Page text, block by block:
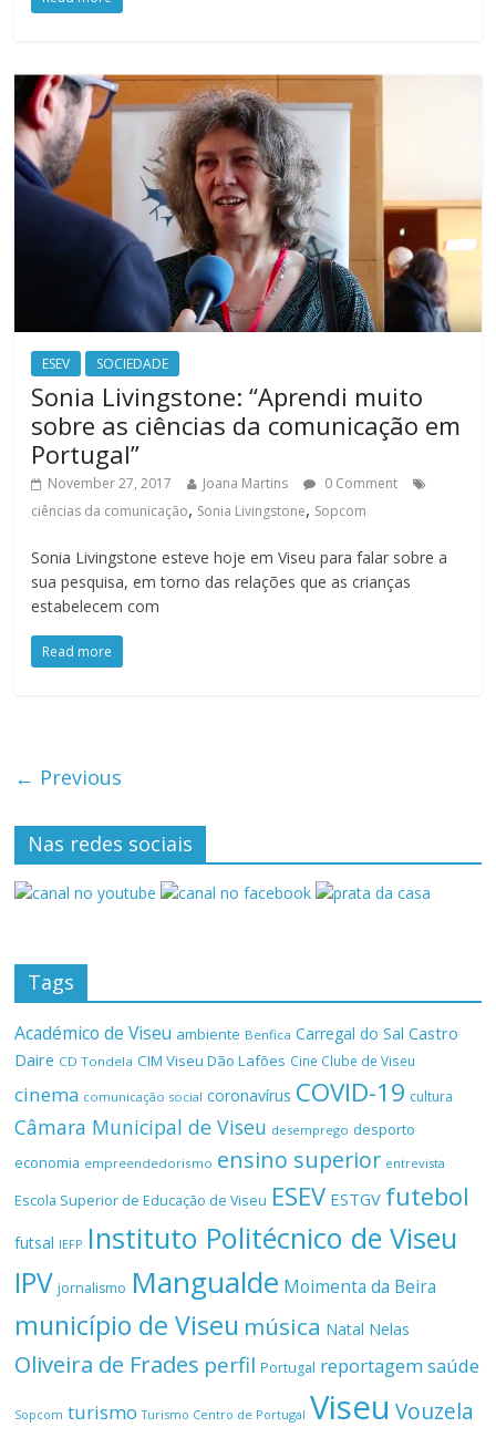
ESEV SOCIEDADE
Sonia Livingstone: “Aprendi muito
sobre as ciências da comunicação em
Portugal”
November 27, 2017 Joana Martins
0 Comment
ciências da comunicação, Sonia Livingstone, Sopcom
Sonia Livingstone esteve hoje em Viseu para falar sobre a
sua pesquisa, em torno das relações que as crianças
estabelecem com
Read more
← Previous
Nas redes sociais
Tags
Académico de Viseu ambiente Benfica Carregal do Sal Castro
Daire CD Tondela CIM Viseu Dão Lafões Cine Clube de Viseu
cinema comunicação social coronavírus COVID-19 cultura
Câmara Municipal de Viseu desemprego desporto
economia empreendedorismo ensino superior entrevista
Escola Superior de Educação de Viseu ESEV ESTGV futebol
futsal IEFP Instituto Politécnico de Viseu
IPV jornalismo Mangualde Moimenta da Beira
município de Viseu música Natal Nelas
Oliveira de Frades perfil Portugal reportagemsaúde
Sopcom turismo Turismo Centro de Portugal Viseu Vouzela